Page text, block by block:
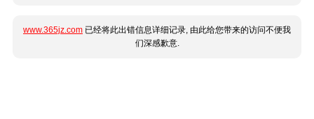
www.365jz.com 已经将此出错信息详细记录, 由此给您带来的访问不便我
们深感歉意.